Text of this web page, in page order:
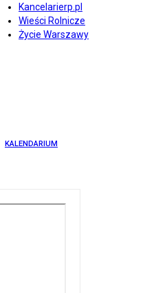
Kancelarierp.pl
Wieści Rolnicze
Życie Warszawy
KALENDARIUM